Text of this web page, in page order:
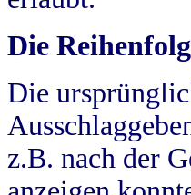
Die
Die
z.B. nach der